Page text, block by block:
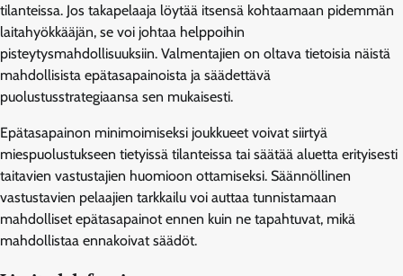
tilanteissa. Jos takapelaaja löytää itsensä kohtaamaan pidemmän
laitahyökkääjän, se voi johtaa helppoihin
pisteytysmahdollisuuksiin. Valmentajien on oltava tietoisia näistä
mahdollisista epätasapainoista ja säädettävä
puolustusstrategiaansa sen mukaisesti.
Epätasapainon minimoimiseksi joukkueet voivat siirtyä
miespuolustukseen tietyissä tilanteissa tai säätää aluetta erityisesti
taitavien vastustajien huomioon ottamiseksi. Säännöllinen
vastustavien pelaajien tarkkailu voi auttaa tunnistamaan
mahdolliset epätasapainot ennen kuin ne tapahtuvat, mikä
mahdollistaa ennakoivat säädöt.